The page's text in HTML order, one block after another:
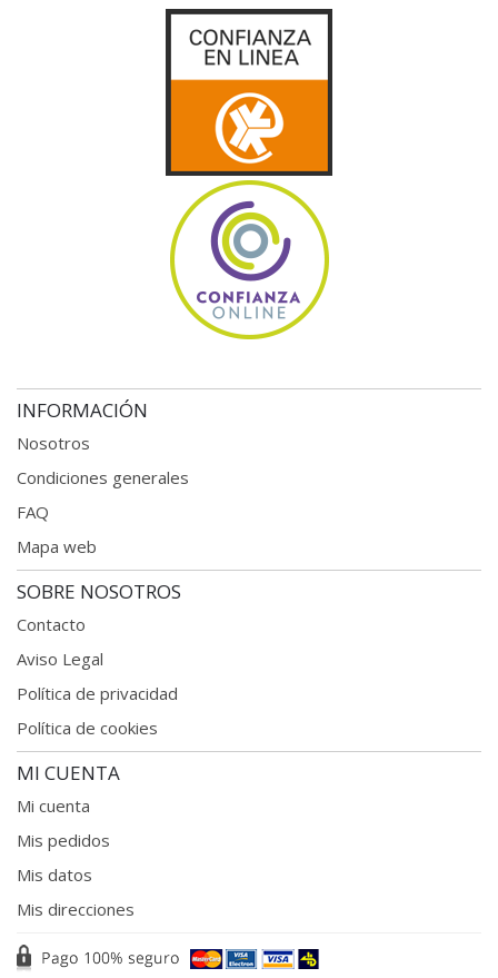
INFORMACIÓN
Nosotros
Condiciones generales
FAQ
Mapa web
SOBRE NOSOTROS
Contacto
Aviso Legal
Política de privacidad
Política de cookies
MI CUENTA
Mi cuenta
Mis pedidos
Mis datos
Mis direcciones